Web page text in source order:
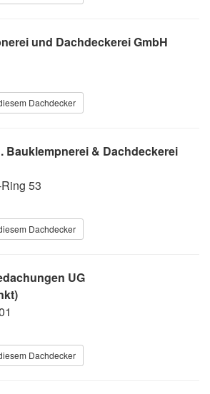
und Dachdeckerei GmbH
Dachdecker
Bauklempnerei & Dachdeckerei
53
Dachdecker
UG
Dachdecker